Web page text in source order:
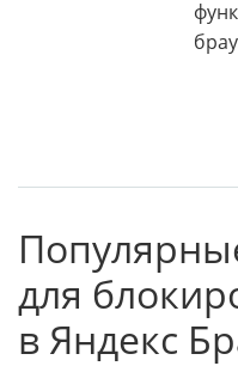
для
в Яндекс